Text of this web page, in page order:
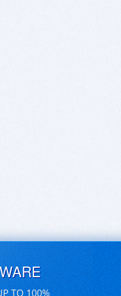
TO 100%